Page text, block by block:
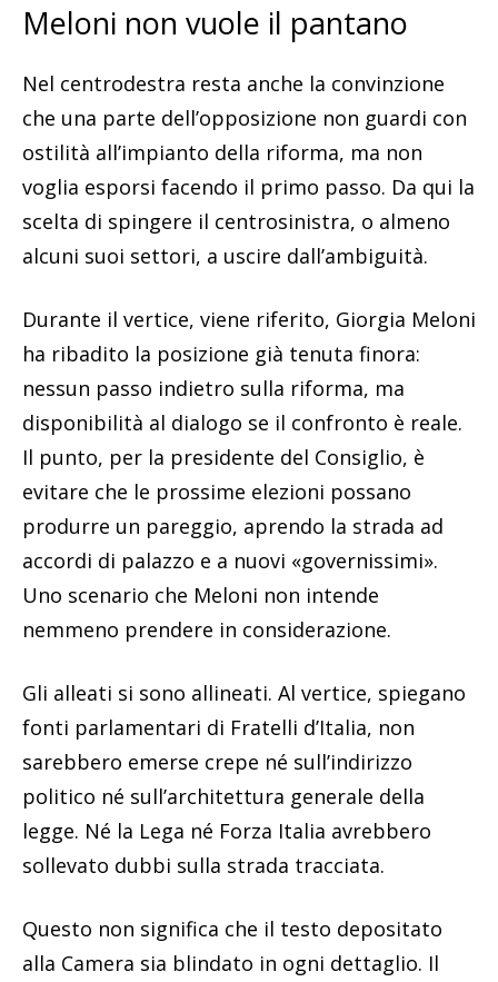
Meloni non vuole il pantano
Nel centrodestra resta anche la convinzione
che una parte dell’opposizione non guardi con
ostilità all’impianto della riforma, ma non
voglia esporsi facendo il primo passo. Da qui la
scelta di spingere il centrosinistra, o almeno
alcuni suoi settori, a uscire dall’ambiguità.
Durante il vertice, viene riferito, Giorgia Meloni
ha ribadito la posizione già tenuta finora:
nessun passo indietro sulla riforma, ma
disponibilità al dialogo se il confronto è reale.
Il punto, per la presidente del Consiglio, è
evitare che le prossime elezioni possano
produrre un pareggio, aprendo la strada ad
accordi di palazzo e a nuovi «governissimi».
Uno scenario che Meloni non intende
nemmeno prendere in considerazione.
Gli alleati si sono allineati. Al vertice, spiegano
fonti parlamentari di Fratelli d’Italia, non
sarebbero emerse crepe né sull’indirizzo
politico né sull’architettura generale della
legge. Né la Lega né Forza Italia avrebbero
sollevato dubbi sulla strada tracciata.
Questo non significa che il testo depositato
alla Camera sia blindato in ogni dettaglio. Il